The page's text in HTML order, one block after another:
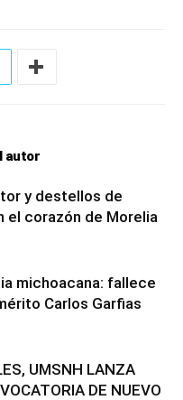
autor
y destellos de
el corazón de Morelia
michoacana: fallece
Carlos Garfias
UMSNH LANZA
DE NUEVO